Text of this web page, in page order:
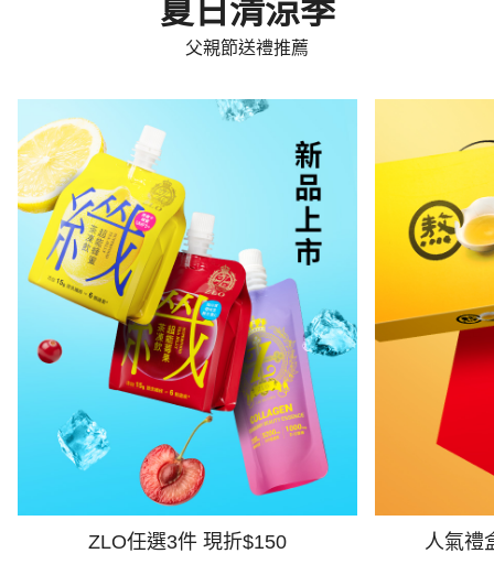
夏日清涼季
父親節送禮推薦
ZLO任選3件 現折$150 人氣禮